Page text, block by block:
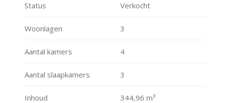
Status Verkocht
Woonlagen 3
Aantal kamers 4
Aantal slaapkamers 3
Inhoud 344,96 m³